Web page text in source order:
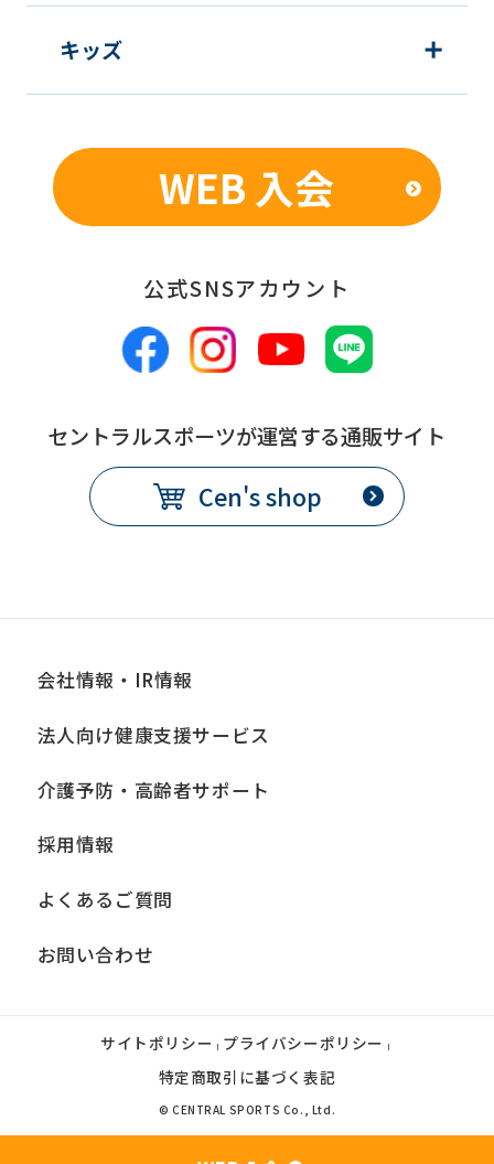
キッズ
WEB 入会
公式SNSアカウント
セントラルスポーツが運営する通販サイト
Cen's shop
会社情報・IR情報
法人向け健康支援サービス
介護予防・高齢者サポート
採用情報
よくあるご質問
お問い合わせ
サイトポリシー | プライバシーポリシー |
特定商取引に基づく表記
© CENTRAL SPORTS Co., Ltd.